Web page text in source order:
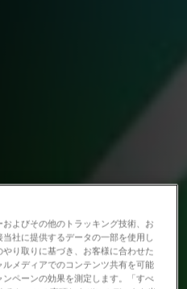
よびその他のトラッキング技術、お
社に提供するデータの一部を使用し
り取りに基づき、お客様に合わせた
メディアでのコンテンツ共有を可能
ペーンの効果を測定します。「すべ